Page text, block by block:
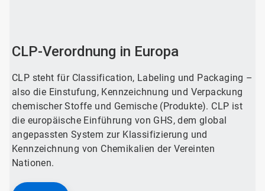
CLP-Verordnung in Europa
CLP steht für Classification, Labeling und Packaging –
also die Einstufung, Kennzeichnung und Verpackung
chemischer Stoffe und Gemische (Produkte). CLP ist
die europäische Einführung von GHS, dem global
angepassten System zur Klassifizierung und
Kennzeichnung von Chemikalien der Vereinten
Nationen.